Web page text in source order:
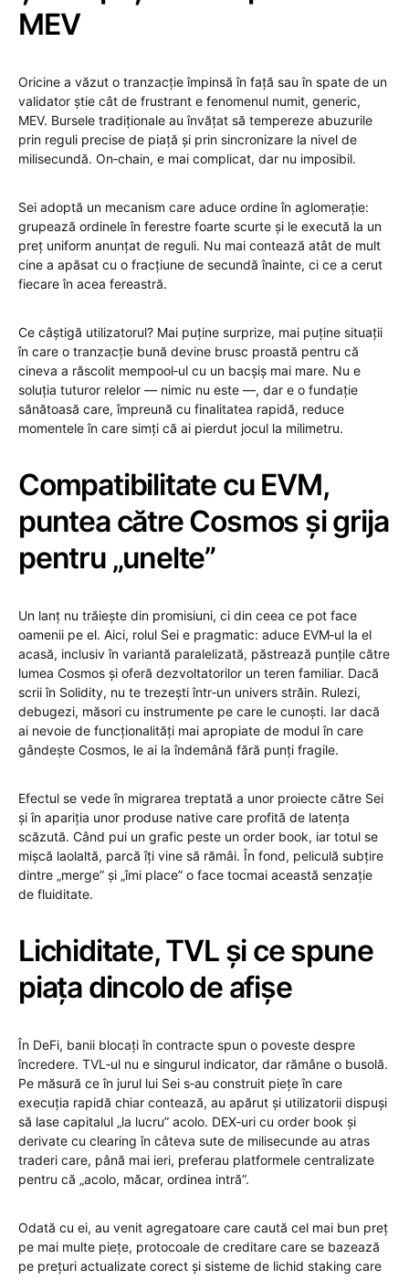
MEV
Oricine a văzut o tranzacție împinsă în față sau în spate de un
validator știe cât de frustrant e fenomenul numit, generic,
MEV. Bursele tradiționale au învățat să tempereze abuzurile
prin reguli precise de piață și prin sincronizare la nivel de
milisecundă. On‑chain, e mai complicat, dar nu imposibil.
Sei adoptă un mecanism care aduce ordine în aglomerație:
grupează ordinele în ferestre foarte scurte și le execută la un
preț uniform anunțat de reguli. Nu mai contează atât de mult
cine a apăsat cu o fracțiune de secundă înainte, ci ce a cerut
fiecare în acea fereastră.
Ce câștigă utilizatorul? Mai puține surprize, mai puține situații
în care o tranzacție bună devine brusc proastă pentru că
cineva a răscolit mempool‑ul cu un bacșiș mai mare. Nu e
soluția tuturor relelor — nimic nu este —, dar e o fundație
sănătoasă care, împreună cu finalitatea rapidă, reduce
momentele în care simți că ai pierdut jocul la milimetru.
Compatibilitate cu EVM,
puntea către Cosmos și grija
pentru „unelte”
Un lanț nu trăiește din promisiuni, ci din ceea ce pot face
oamenii pe el. Aici, rolul Sei e pragmatic: aduce EVM‑ul la el
acasă, inclusiv în variantă paralelizată, păstrează punțile către
lumea Cosmos și oferă dezvoltatorilor un teren familiar. Dacă
scrii în Solidity, nu te trezești într‑un univers străin. Rulezi,
debugezi, măsori cu instrumente pe care le cunoști. Iar dacă
ai nevoie de funcționalități mai apropiate de modul în care
gândește Cosmos, le ai la îndemână fără punți fragile.
Efectul se vede în migrarea treptată a unor proiecte către Sei
și în apariția unor produse native care profită de latența
scăzută. Când pui un grafic peste un order book, iar totul se
mișcă laolaltă, parcă îți vine să rămâi. În fond, peliculă subțire
dintre „merge” și „îmi place” o face tocmai această senzație
de fluiditate.
Lichiditate, TVL și ce spune
piața dincolo de afișe
În DeFi, banii blocați în contracte spun o poveste despre
încredere. TVL‑ul nu e singurul indicator, dar rămâne o busolă.
Pe măsură ce în jurul lui Sei s‑au construit piețe în care
execuția rapidă chiar contează, au apărut și utilizatorii dispuși
să lase capitalul „la lucru” acolo. DEX‑uri cu order book și
derivate cu clearing în câteva sute de milisecunde au atras
traderi care, până mai ieri, preferau platformele centralizate
pentru că „acolo, măcar, ordinea intră”.
Odată cu ei, au venit agregatoare care caută cel mai bun preț
pe mai multe piețe, protocoale de creditare care se bazează
pe prețuri actualizate corect și sisteme de lichid staking care